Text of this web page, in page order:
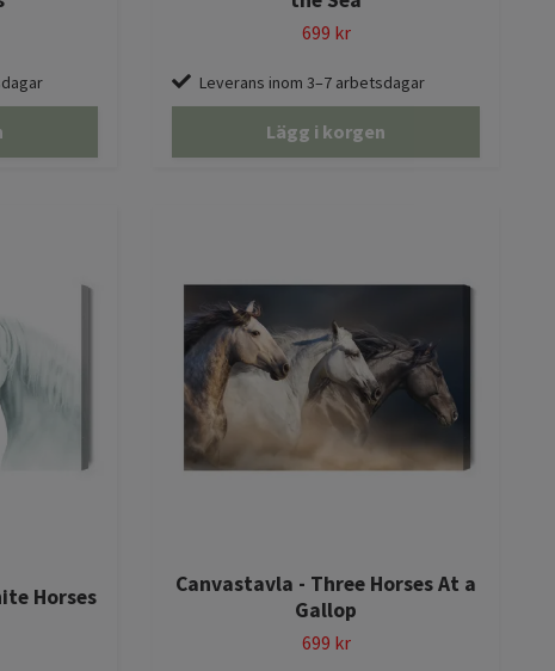
699 kr
Leverans inom 3–7 arbetsdagar
Lägg i korgen
Horses
Canvastavla - Three Horses At a
Gallop
699 kr